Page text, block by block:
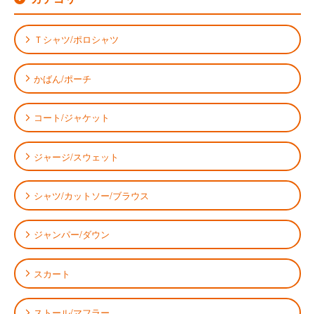
Ｔシャツ/ポロシャツ
かばん/ポーチ
コート/ジャケット
ジャージ/スウェット
シャツ/カットソー/ブラウス
ジャンパー/ダウン
スカート